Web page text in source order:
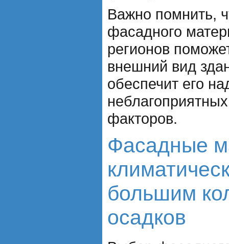
Важно помнить,
фасадного
регионов
внешний вид
обеспечит его
факторов.
Фасадные
большим
осадков